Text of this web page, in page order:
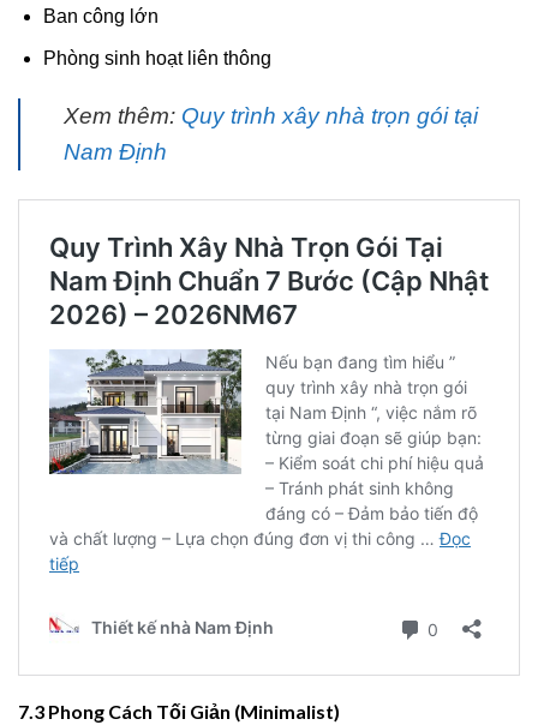
Ban công lớn
Phòng sinh hoạt liên thông
Xem thêm: Quy trình xây nhà trọn gói tại
Nam Định
7.3 Phong Cách Tối Giản (Minimalist)